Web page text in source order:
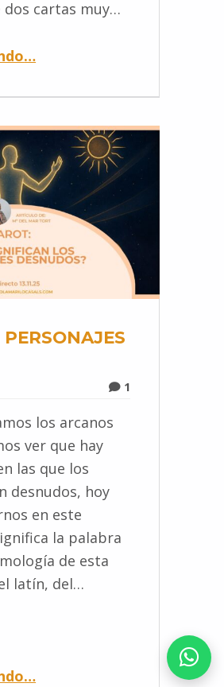
dos cartas muy…
…
1
los arcanos
ver que hay
las que los
desnudos, hoy
en este
la palabra
de esta
latín, del…
…